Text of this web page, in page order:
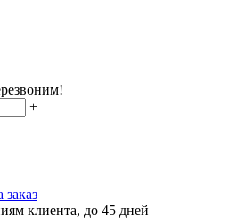
+
клиента, до 45 дней